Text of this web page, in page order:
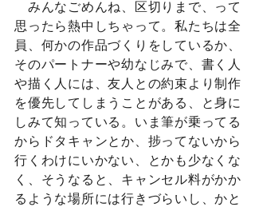
みんなごめんね、区切りまで、って
思ったら熱中しちゃって。私たちは全
員、何かの作品づくりをしているか、
そのパートナーや幼なじみで、書く人
や描く人には、友人との約束より制作
を優先してしまうことがある、と身に
しみて知っている。いま筆が乗ってる
からドタキャンとか、捗ってないから
行くわけにいかない、とかも少なくな
く、そうなると、キャンセル料がかか
るような場所には行きづらいし、かと